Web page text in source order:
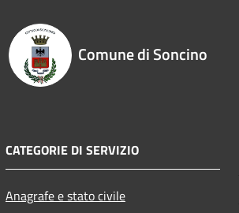
Comune di Soncino
CATEGORIE DI SERVIZIO
Anagrafe e stato civile